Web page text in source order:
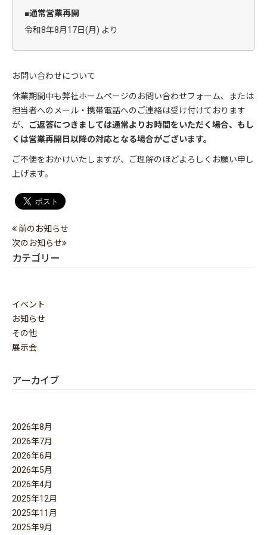
■通常営業再開
令和8年8月17日(月) より
お問い合わせについて
休業期間中も弊社ホームページのお問い合わせフォーム、または
担当者へのメール・携帯電話へのご連絡は受け付けております
が、
ご返答につきましては通常よりお時間をいただく場合、もし
くは営業再開日以降の対応となる場合がございます。
ご不便をおかけいたしますが、ご理解のほどよろしくお願い申し
上げます。
前のお知らせ
次のお知らせ
カテゴリー
イベント
お知らせ
その他
展示会
アーカイブ
2026年8月
2026年7月
2026年6月
2026年5月
2026年4月
2025年12月
2025年11月
2025年9月